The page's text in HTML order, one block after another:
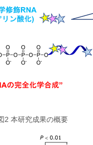
2 本研究成果の概要